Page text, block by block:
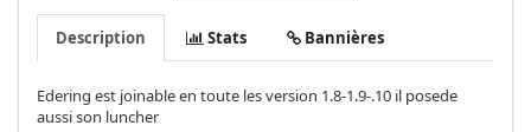
Description Stats Bannières
Edering est joinable en toute les version 1.8-1.9-.10 il posede
aussi son luncher